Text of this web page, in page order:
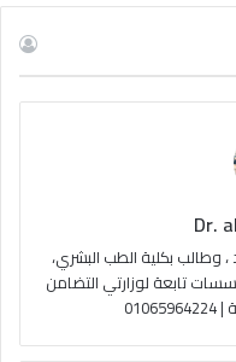
Dr.
وطالب بكلية الطب البشري،
تابعة لوزارتي التضامن